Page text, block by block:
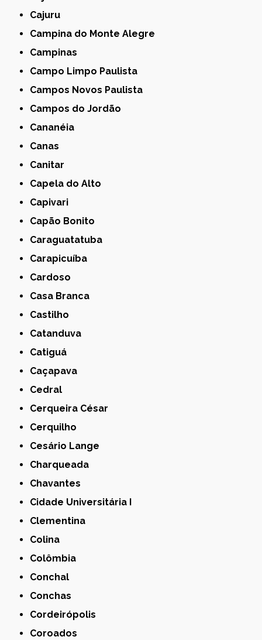
Cajuru
Campina do Monte Alegre
Campinas
Campo Limpo Paulista
Campos Novos Paulista
Campos do Jordão
Cananéia
Canas
Canitar
Capela do Alto
Capivari
Capão Bonito
Caraguatatuba
Carapicuíba
Cardoso
Casa Branca
Castilho
Catanduva
Catiguá
Caçapava
Cedral
Cerqueira César
Cerquilho
Cesário Lange
Charqueada
Chavantes
Cidade Universitária I
Clementina
Colina
Colômbia
Conchal
Conchas
Cordeirópolis
Coroados